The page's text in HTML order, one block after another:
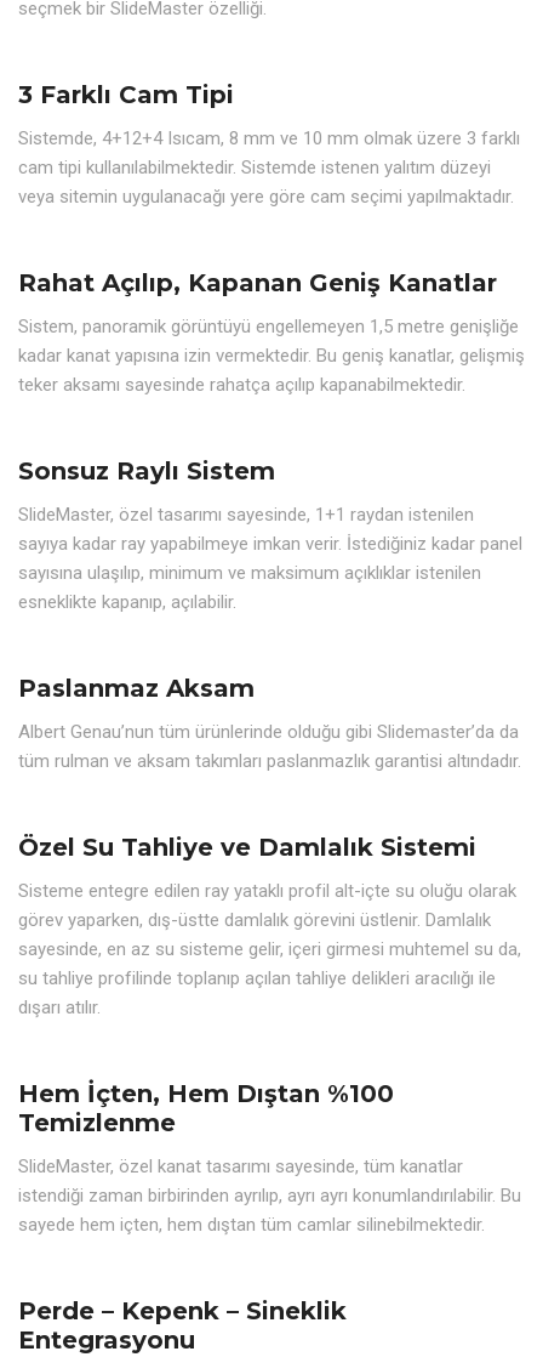
seçmek bir SlideMaster özelliği.
3 Farklı Cam Tipi
Sistemde, 4+12+4 Isıcam, 8 mm ve 10 mm olmak üzere 3 farklı
cam tipi kullanılabilmektedir. Sistemde istenen yalıtım düzeyi
veya sitemin uygulanacağı yere göre cam seçimi yapılmaktadır.
Rahat Açılıp, Kapanan Geniş Kanatlar
Sistem, panoramik görüntüyü engellemeyen 1,5 metre genişliğe
kadar kanat yapısına izin vermektedir. Bu geniş kanatlar, gelişmiş
teker aksamı sayesinde rahatça açılıp kapanabilmektedir.
Sonsuz Raylı Sistem
SlideMaster, özel tasarımı sayesinde, 1+1 raydan istenilen
sayıya kadar ray yapabilmeye imkan verir. İstediğiniz kadar panel
sayısına ulaşılıp, minimum ve maksimum açıklıklar istenilen
esneklikte kapanıp, açılabilir.
Paslanmaz Aksam
Albert Genau’nun tüm ürünlerinde olduğu gibi Slidemaster’da da
tüm rulman ve aksam takımları paslanmazlık garantisi altındadır.
Özel Su Tahliye ve Damlalık Sistemi
Sisteme entegre edilen ray yataklı profil alt-içte su oluğu olarak
görev yaparken, dış-üstte damlalık görevini üstlenir. Damlalık
sayesinde, en az su sisteme gelir, içeri girmesi muhtemel su da,
su tahliye profilinde toplanıp açılan tahliye delikleri aracılığı ile
dışarı atılır.
Hem İçten, Hem Dıştan %100
Temizlenme
SlideMaster, özel kanat tasarımı sayesinde, tüm kanatlar
istendiği zaman birbirinden ayrılıp, ayrı ayrı konumlandırılabilir. Bu
sayede hem içten, hem dıştan tüm camlar silinebilmektedir.
Perde – Kepenk – Sineklik
Entegrasyonu